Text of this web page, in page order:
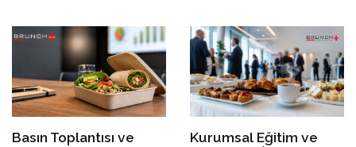
Basın Toplantısı ve
Kurumsal Eğitim ve